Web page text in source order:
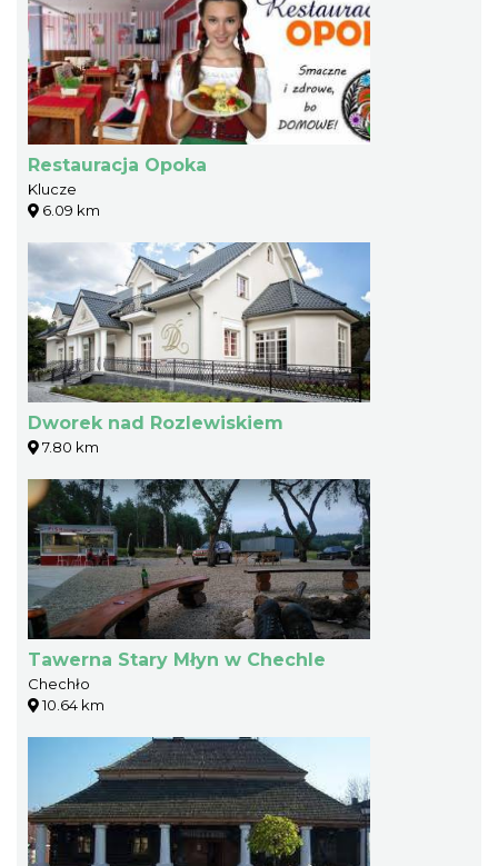
Restauracja Opoka
Klucze
6.09 km
Dworek nad Rozlewiskiem
7.80 km
Tawerna Stary Młyn w Chechle
Chechło
10.64 km